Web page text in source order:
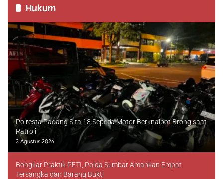
Hukum
Polresta Padang Sita 18 Sepeda Motor Berknalpot Brong saat
Patroli
3 Agustus 2026
Bongkar Praktik PETI, Polda Sumbar Amankan Empat
Tersangka dan Barang Bukti